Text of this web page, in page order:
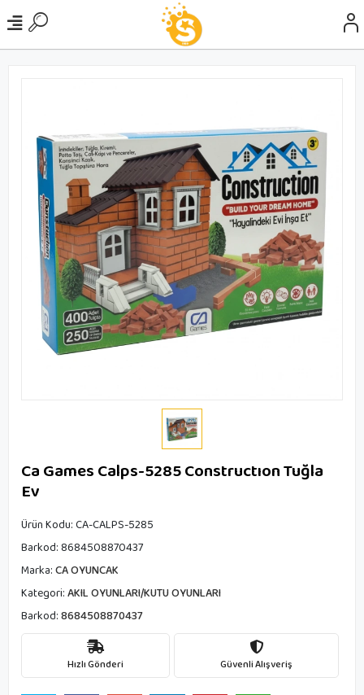
Ca Games Calps-5285 Constructıon Tuğla
Ev
Ürün Kodu:CA-CALPS-5285
Barkod:8684508870437
Marka:CA OYUNCAK
Kategori:AKIL OYUNLARI/KUTU OYUNLARI
Barkod:8684508870437
Hızlı Gönderi Güvenli Alışveriş